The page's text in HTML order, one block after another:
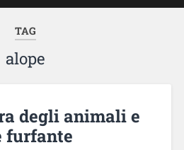
TAG
alope
degli animali e
furfante